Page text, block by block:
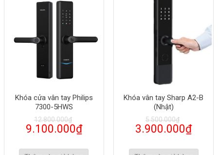
Khóa cửa vân tay Philips
7300-5HWS
12.800.000₫
9.100.000₫
Khóa vân tay Sharp A2-B
(Nhật)
5.500.000₫
3.900.000₫